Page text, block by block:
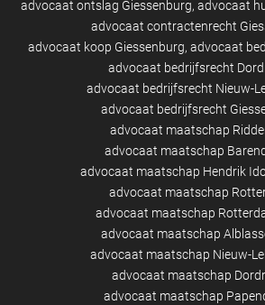
advocaat ontslag Giessenburg advocaat
advocaat contractenrecht
advocaat koop Giessenburg advocaat
advocaat bedrijfsrecht
advocaat bedrijfsrecht Nieuw-
advocaat bedrijfsrecht
advocaat maatschap
advocaat maatschap
advocaat maatschap Hendrik
advocaat maatschap
advocaat maatschap
advocaat maatschap
advocaat maatschap Nieuw-
advocaat maatschap
advocaat maatschap